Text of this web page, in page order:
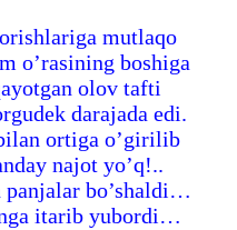
mutlaqo
o’rasining boshiga
olov tafti
darajada edi.
ortiga o’girilib
najot yo’q!..
bo’shaldi…
itarib yubordi…